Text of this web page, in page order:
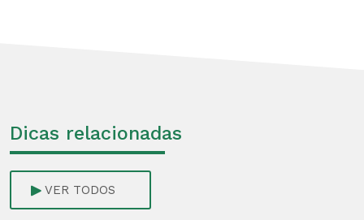
Dicas relacionadas
VER TODOS